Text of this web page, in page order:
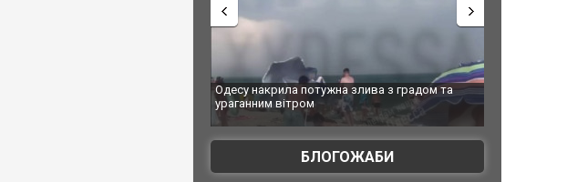
Одесу накрила потужна злива з градом та
Вже вивели на тести: Ferrari готує оновлення
позашляховика Purosangue. ВІДЕО
БЛОГОЖАБИ